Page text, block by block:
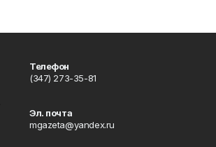
Телефон
(347) 273-35-81
Эл. почта
mgazeta@yandex.ru